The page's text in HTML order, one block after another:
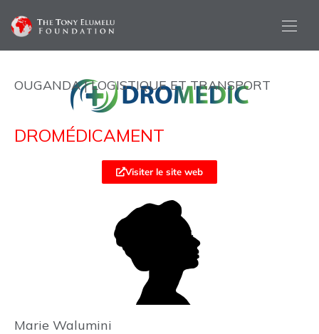
OUGANDA | LOGISTIQUE ET TRANSPORT
DROMÉDICAMENT
Visiter le site web
Marie Walumini